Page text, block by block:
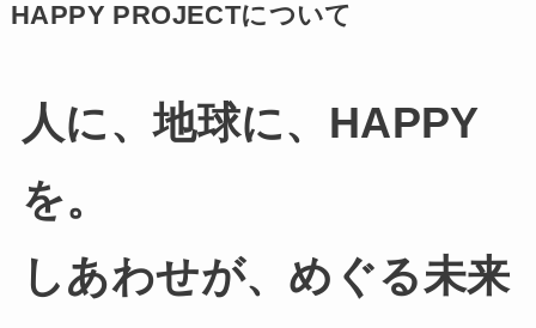
HAPPY PROJECTについて
人に、地球に、HAPPY
を。
しあわせが、めぐる未来